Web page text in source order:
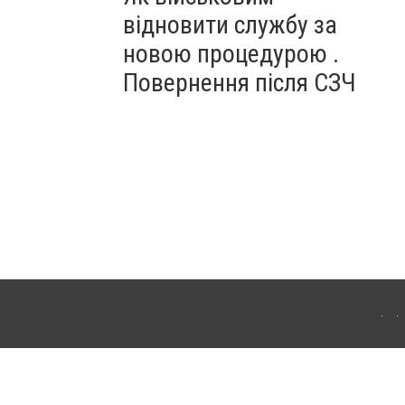
відновити службу за
новою процедурою .
Повернення після СЗЧ